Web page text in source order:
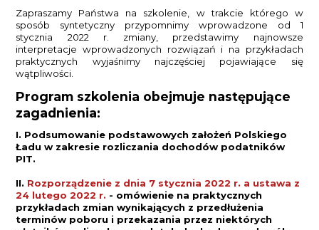
Zapraszamy Państwa na szkolenie, w trakcie którego w
sposób syntetyczny przypomnimy wprowadzone od 1
stycznia 2022 r. zmiany, przedstawimy najnowsze
interpretacje wprowadzonych rozwiązań i na przykładach
praktycznych wyjaśnimy najczęściej pojawiające się
wątpliwości.
Program szkolenia obejmuje następujące
zagadnienia:
I. Podsumowanie podstawowych założeń Polskiego
Ładu w zakresie rozliczania dochodów podatników
PIT.
II. Rozporządzenie z dnia 7 stycznia 2022 r. a ustawa z
24 lutego 2022 r. - omówienie na praktycznych
przykładach zmian wynikających z przedłużenia
terminów poboru i przekazania przez niektórych